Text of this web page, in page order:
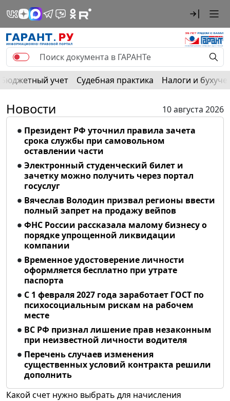
Бюджетный учет Судебная практика Налоги и
Новости
10 августа 2026
Президент РФ уточнил правила зачета
срока службы при самовольном
оставлении части
Электронный студенческий билет и
зачетку можно получить через портал
госуслуг
Вячеслав Володин призвал регионы ввести
полный запрет на продажу вейпов
ФНС России рассказала малому бизнесу о
порядке упрощенной ликвидации
компании
Временное удостоверение личности
оформляется бесплатно при утрате
паспорта
С 1 февраля 2027 года заработает ГОСТ по
психосоциальным рискам на рабочем
месте
ВС РФ признал лишение прав незаконным
при неизвестной личности водителя
Перечень случаев изменения
существенных условий контракта решили
дополнить
Какой счет нужно выбрать для начисления